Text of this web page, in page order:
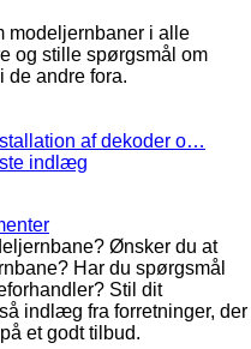
modeljernbaner i alle
og stille spørgsmål om
de andre fora.
af dekoder o…
indlæg
Ønsker du at
Har du spørgsmål
Stil dit
indlæg fra forretninger, der
et godt tilbud.